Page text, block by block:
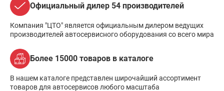
Официальный дилер 54 производителей
Компания "ЦТО" является официальным дилером ведущих
производителей автосервисного оборудования со всего мира
Более 15000 товаров в каталоге
В нашем каталоге представлен широчайший ассортимент
товаров для автосервисов любого масштаба